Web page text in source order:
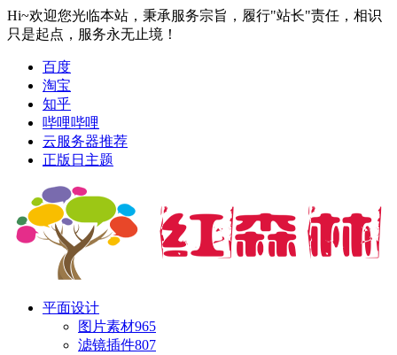
Hi~欢迎您光临本站，秉承服务宗旨，履行"站长"责任，相识
只是起点，服务永无止境！
百度
淘宝
知乎
哔哩哔哩
云服务器推荐
正版日主题
平面设计
图片素材965
滤镜插件807